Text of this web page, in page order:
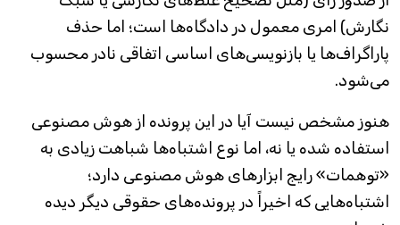
نگارش) امری معمول در دادگاه‌ها است؛ اما حذف
پاراگراف‌ها یا بازنویسی‌های اساسی اتفاقی نادر محسوب
می‌شود.
هنوز مشخص نیست آیا در این پرونده از هوش مصنوعی
استفاده شده یا نه، اما نوع اشتباه‌ها شباهت زیادی به
«توهمات» رایج ابزارهای هوش مصنوعی دارد؛
اشتباه‌هایی که اخیراً در پرونده‌های حقوقی دیگر دیده